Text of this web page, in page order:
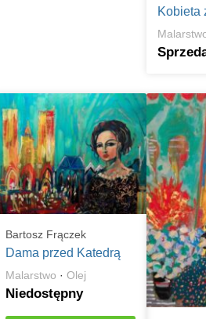
Kobieta
Bartosz Frączek
Dama przed Katedrą
Malarstwo · Olej
Niedostępny